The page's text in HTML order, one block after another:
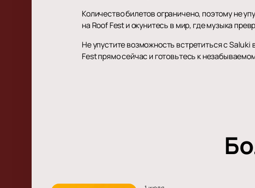
Количество билетов ограничено, поэтому не
на Roof Fest и окунитесь в мир, где музыка
Не упустите возможность встретиться с
Fest прямо сейчас и готовьтесь к